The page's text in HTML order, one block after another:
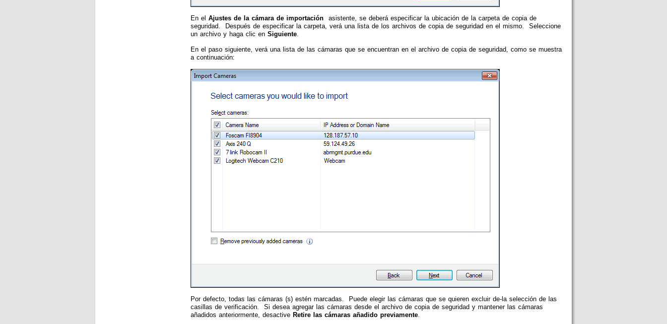
En el Ajustes de la cámara de importación asistente, se deberá especificar la ubicación de la carpeta de copia de
seguridad. Después de especificar la carpeta, verá una lista de los archivos de copia de seguridad en el mismo. Seleccione
un archivo y haga clic en Siguiente.
En el paso siguiente, verá una lista de las cámaras que se encuentran en el archivo de copia de seguridad, como se muestra
a continuación:
Por defecto, todas las cámaras (s) estén marcadas. Puede elegir las cámaras que se quieren excluir de-la selección de las
casillas de verificación. Si desea agregar las cámaras desde el archivo de copia de seguridad y mantener las cámaras
añadidos anteriormente, desactive Retire las cámaras añadido previamente.